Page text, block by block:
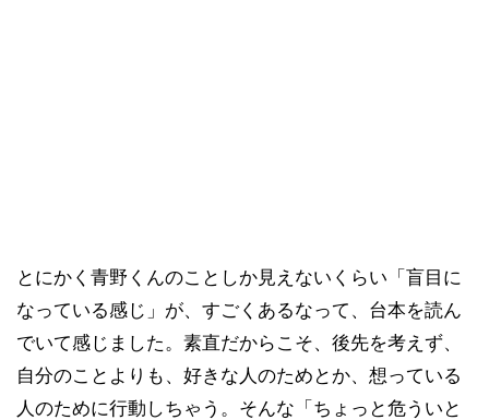
とにかく青野くんのことしか見えないくらい「盲目に
なっている感じ」が、すごくあるなって、台本を読ん
でいて感じました。素直だからこそ、後先を考えず、
自分のことよりも、好きな人のためとか、想っている
人のために行動しちゃう。そんな「ちょっと危ういと